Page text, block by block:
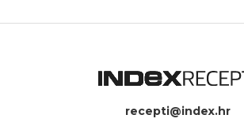
recepti@index.hr